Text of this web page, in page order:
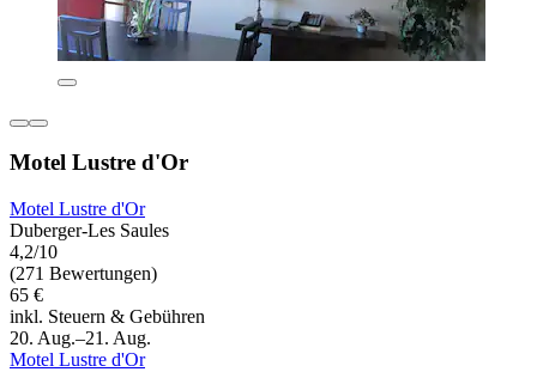
Motel Lustre d'Or
Motel Lustre d'Or
Duberger-Les Saules
4,2/10
(271 Bewertungen)
65 €
inkl. Steuern & Gebühren
20. Aug.–21. Aug.
Motel Lustre d'Or